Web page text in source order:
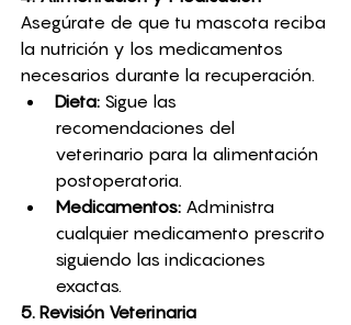
Asegúrate de que tu mascota reciba
la nutrición y los medicamentos
necesarios durante la recuperación.
Dieta: Sigue las
recomendaciones del
veterinario para la alimentación
postoperatoria.
Medicamentos: Administra
cualquier medicamento prescrito
siguiendo las indicaciones
exactas.
5. Revisión Veterinaria